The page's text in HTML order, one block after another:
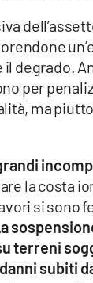
degrado.
per
ma
la costa
si sono
terreni
subiti